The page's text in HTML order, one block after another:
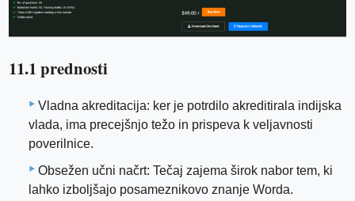
11.1 prednosti
Vladna akreditacija: ker je potrdilo akreditirala indijska
vlada, ima precejšnjo težo in prispeva k veljavnosti
poverilnice.
Obsežen učni načrt: Tečaj zajema širok nabor tem, ki
lahko izboljšajo posameznikovo znanje Worda.